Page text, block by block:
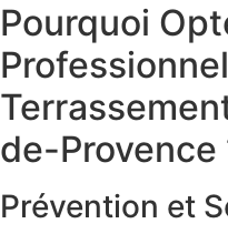
Pourquoi
de-Provence
Prévention et